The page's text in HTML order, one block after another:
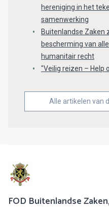
hereniging in het
samenwerking
Buitenlandse Zaken
bescherming van
humanitair recht
"Veilig reizen – Help
Alle artikelen van
FOD Buitenlandse